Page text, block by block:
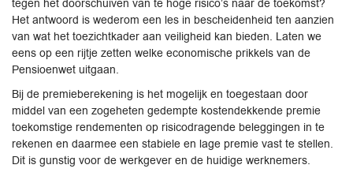
tegen het doorschuiven van te hoge risico’s naar de toekomst?
Het antwoord is wederom een les in bescheidenheid ten aanzien
van wat het toezichtkader aan veiligheid kan bieden. Laten we
eens op een rijtje zetten welke economische prikkels van de
Pensioenwet uitgaan.
Bij de premieberekening is het mogelijk en toegestaan door
middel van een zogeheten gedempte kostendekkende premie
toekomstige rendementen op risicodragende beleggingen in te
rekenen en daarmee een stabiele en lage premie vast te stellen.
Dit is gunstig voor de werkgever en de huidige werknemers.